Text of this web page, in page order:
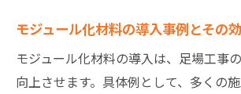
モジュール化材料の導入事例とその
モジュール化材料の導入は、足場工事
向上させます。具体例として、多くの